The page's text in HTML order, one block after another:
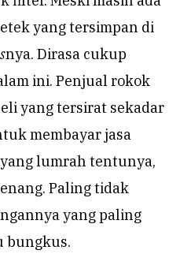
yang tersimpan di
nya. Dirasa cukup
ini. Penjual rokok
yang tersirat sekadar
membayar jasa
lumrah tentunya,
Paling tidak
yang paling
bungkus.